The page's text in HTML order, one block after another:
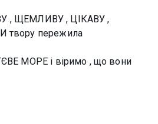
, ЩЕМЛИВУ , ЦІКАВУ ,
твору пережила
МОРЕ і віримо , що вони